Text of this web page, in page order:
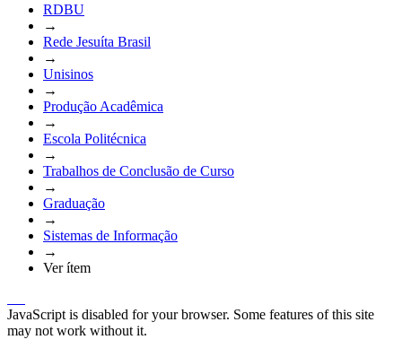
RDBU
→
Rede Jesuíta Brasil
→
Unisinos
→
Produção Acadêmica
→
Escola Politécnica
→
Trabalhos de Conclusão de Curso
→
Graduação
→
Sistemas de Informação
→
Ver ítem
JavaScript is disabled for your browser. Some features of this site
may not work without it.